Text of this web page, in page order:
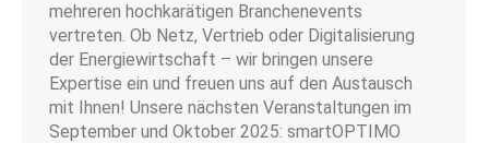
mehreren hochkarätigen Branchenevents
vertreten. Ob Netz, Vertrieb oder Digitalisierung
der Energiewirtschaft – wir bringen unsere
Expertise ein und freuen uns auf den Austausch
mit Ihnen! Unsere nächsten Veranstaltungen im
September und Oktober 2025: smartOPTIMO